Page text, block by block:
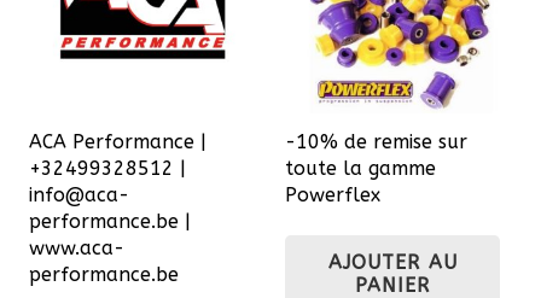
ACA Performance |
+32499328512 |
info@aca-
performance.be |
www.aca-
performance.be
-10% de remise sur
toute la gamme
Powerflex
AJOUTER AU
PANIER